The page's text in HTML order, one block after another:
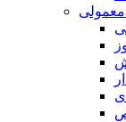
معمولی